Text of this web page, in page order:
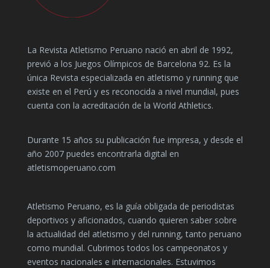
La Revista Atletismo Peruano nació en abril de 1992,
previó a los Juegos Olímpicos de Barcelona 92. Es la
única Revista especializada en atletismo y running que
existe en el Perú y es reconocida a nivel mundial, pues
cuenta con la acreditación de la World Athletics.
Durante 15 años su publicación fue impresa, y desde el
año 2007 puedes encontrarla digital en
atletismoperuano.com
Atletismo Peruano, es la guía obligada de periodistas
deportivos y aficionados, cuando quieren saber sobre
la actualidad del atletismo y del running, tanto peruano
como mundial. Cubrimos todos los campeonatos y
eventos nacionales e internacionales. Estuvimos